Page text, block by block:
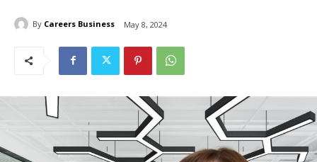
By Careers Business May 8, 2024